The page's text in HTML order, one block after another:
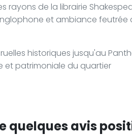
rayons de la librairie
et ambiance feutrée
ruelles historiques jusqu'au
et patrimoniale du quartier
quelques avis